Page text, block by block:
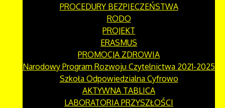
PROCEDURY BEZPIECZEŃSTWA
RODO
PROJEKT
ERASMUS
PROMOCJA ZDROWIA
Narodowy Program Rozwoju Czytelnictwa 2021-2025
Szkoła Odpowiedzialna Cyfrowo
AKTYWNA TABLICA
LABORATORIA PRZYSZŁOŚCI